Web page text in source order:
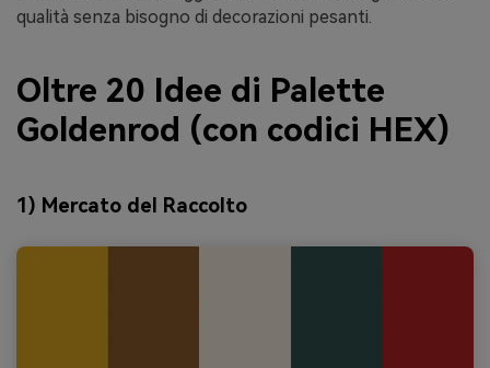
qualità senza bisogno di decorazioni pesanti.
Oltre 20 Idee di Palette
Goldenrod (con codici HEX)
1) Mercato del Raccolto